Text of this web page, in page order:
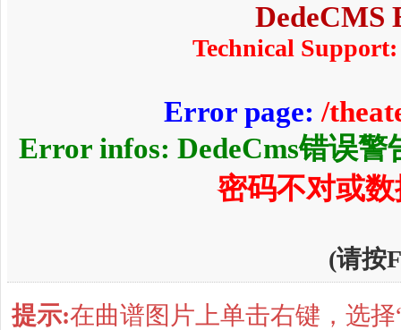
Technical
Error page: /
Error infos: DedeCms错误警
密码不对或
(请按
提示:在曲谱图片上单击右键，选